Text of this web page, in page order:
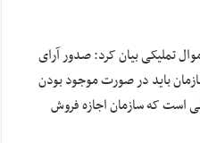
تملیکی بیان کرد: صدور آرای
باید در صورت موجود بودن
است که سازمان اجازه فروش